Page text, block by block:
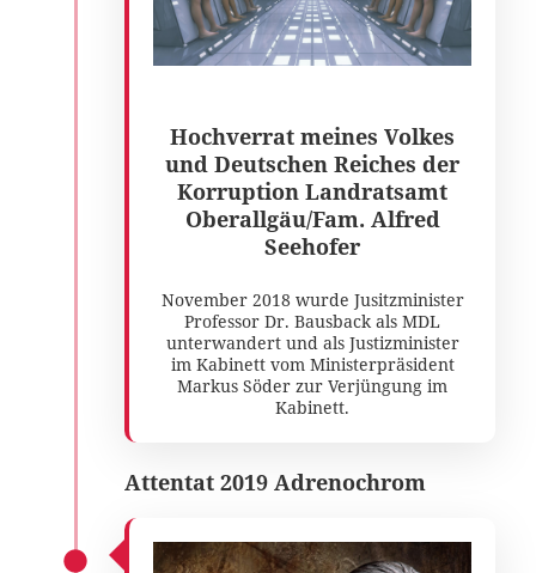
Hochverrat meines Volkes
und Deutschen Reiches der
Korruption Landratsamt
Oberallgäu/Fam. Alfred
Seehofer
November 2018 wurde Jusitzminister
Professor Dr. Bausback als MDL
unterwandert und als Justizminister
im Kabinett vom Ministerpräsident
Markus Söder zur Verjüngung im
Kabinett.
Attentat 2019 Adrenochrom